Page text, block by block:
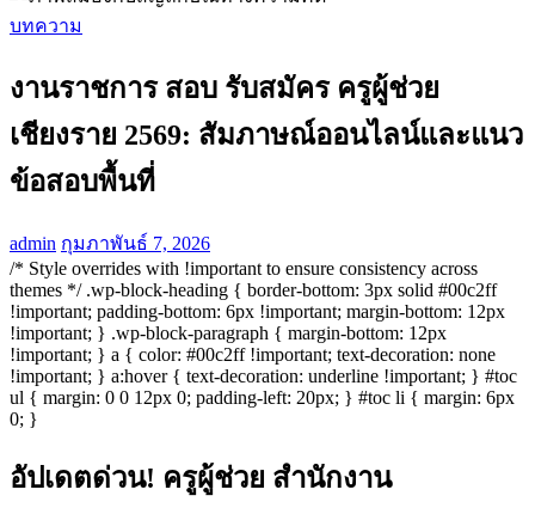
บทความ
งานราชการ สอบ รับสมัคร ครูผู้ช่วย
เชียงราย 2569: สัมภาษณ์ออนไลน์และแนว
ข้อสอบพื้นที่
admin กุมภาพันธ์ 7, 2026
/* Style overrides with !important to ensure consistency across
themes */ .wp-block-heading { border-bottom: 3px solid #00c2ff
!important; padding-bottom: 6px !important; margin-bottom: 12px
!important; } .wp-block-paragraph { margin-bottom: 12px
!important; } a { color: #00c2ff !important; text-decoration: none
!important; } a:hover { text-decoration: underline !important; } #toc
ul { margin: 0 0 12px 0; padding-left: 20px; } #toc li { margin: 6px
0; }
อัปเดตด่วน! ครูผู้ช่วย สำนักงาน